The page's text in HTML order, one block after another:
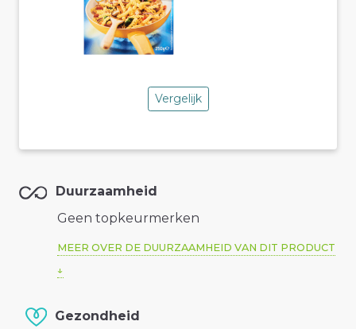
Vergelijk
Duurzaamheid
Geen topkeurmerken
MEER OVER DE DUURZAAMHEID VAN DIT PRODUCT
Gezondheid